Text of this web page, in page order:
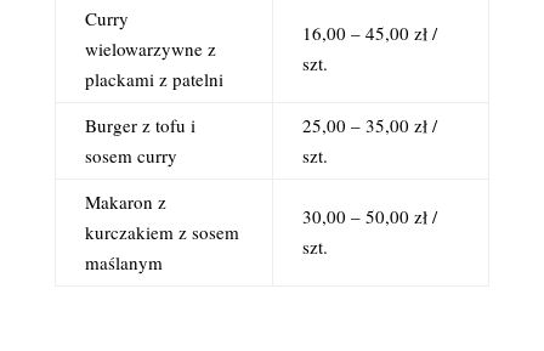
Curry
wielowarzywne z
plackami z patelni
16,00 – 45,00 zł /
szt.
Burger z tofu i
sosem curry
25,00 – 35,00 zł /
szt.
Makaron z
kurczakiem z sosem
maślanym
30,00 – 50,00 zł /
szt.